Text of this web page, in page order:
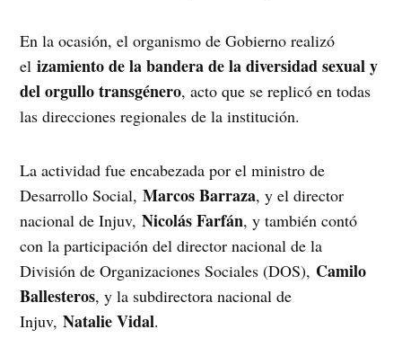
En la ocasión, el organismo de Gobierno realizó
el izamiento de la bandera de la diversidad sexual y
del orgullo transgénero, acto que se replicó en todas
las direcciones regionales de la institución.
La actividad fue encabezada por el ministro de
Desarrollo Social,Marcos Barraza, y el director
nacional de Injuv,Nicolás Farfán, y también contó
con la participación del director nacional de la
División de Organizaciones Sociales (DOS), Camilo
Ballesteros, y la subdirectora nacional de
Injuv,Natalie Vidal.